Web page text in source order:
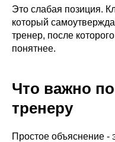
Это слабая позиция.
который
тренер, после
понятнее.
Что важно
тренеру
Простое объяснение -